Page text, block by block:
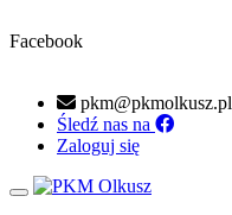
Facebook
pkm@pkmolkusz.pl
Śledź nas na
Zaloguj się
Toggle navigation